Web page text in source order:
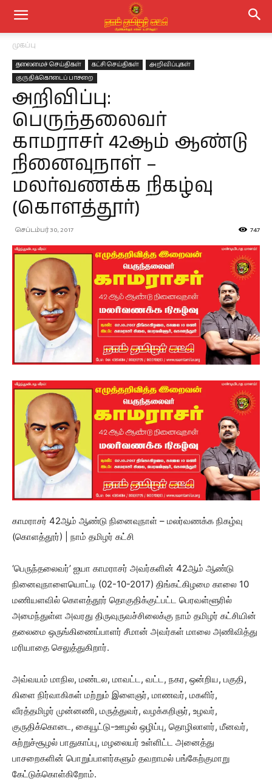
முகப்பு
தலைமைச் செய்திகள் கட்சி செய்திகள்
அறிவிப்புகள்
குருதிக்கொடைப் பாசறை
அறிவிப்பு:
பெருந்தலைவர்
காமராசர் 42ஆம் ஆண்டு
நினைவுநாள் –
மலர்வணக்க நிகழ்வு
(கொளத்தூர்)
செப்டம்பர் 30, 2017 747
காமராசர் 42ஆம் ஆண்டு நினைவுநாள் – மலர்வணக்க நிகழ்வு
(கொளத்தூர்) | நாம் தமிழர் கட்சி
‘பெருந்தலைவர்’ ஐயா காமராசர் அவர்களின் 42ஆம் ஆண்டு
நினைவுநாளையொட்டி (02-10-2017) திங்கட்கிழமை காலை 10
மணியளவில் கொளத்தூர் தொகுதிக்குட்பட்ட பெரவள்ளூரில்
அமைந்துள்ள அவரது திருவுருவச்சிலைக்கு நாம் தமிழர் கட்சியின்
தலைமை ஒருங்கிணைப்பாளர் சீமான் அவர்கள் மாலை அணிவித்து
மரியாதை செலுத்துகிறார்.
அவ்வயம் மாநில, மண்டல, மாவட்ட, வட்ட, நகர, ஒன்றிய, பகுதி,
கிளை நிர்வாகிகள் மற்றும் இளைஞர், மாணவர், மகளிர்,
வீரத்தமிழர் முன்னணி, மருத்துவர், வழக்கறிஞர், உழவர்,
குருதிக்கொடை, கையூட்டு-ஊழல் ஒழிப்பு, தொழிலாளர், மீனவர்,
சுற்றுச்சூழல் பாதுகாப்பு, மழலையர் உள்ளிட்ட அனைத்து
பாசறைகளின் பொறுப்பாளர்களும் தவறாமல் பங்கேற்குமாறு
கேட்டுக்கொள்கிறோம்.